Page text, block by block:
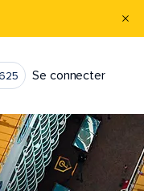
Se connecter